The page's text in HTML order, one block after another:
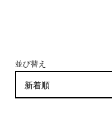
並び替え